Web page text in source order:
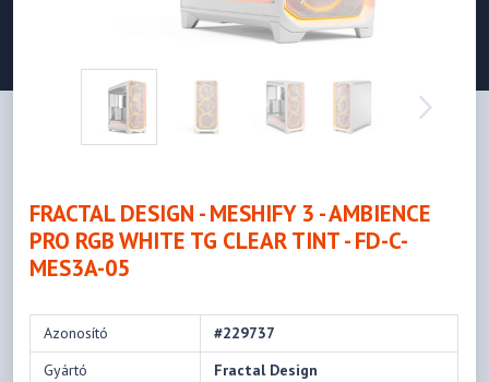
FRACTAL DESIGN - MESHIFY 3 - AMBIENCE
PRO RGB WHITE TG CLEAR TINT - FD-C-
MES3A-05
Azonosító
#229737
Gyártó
Fractal Design